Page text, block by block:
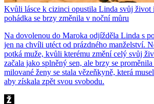
Kvůli lásce k cizinci opustila Linda svůj život
pohádka se brzy změnila v noční můru
Na dovolenou do Maroka odjížděla Linda s
jen na chvíli utéct od prázdného manželství.
potká muže, kvůli kterému změní celý svůj
začala jako splněný sen, ale brzy se
milované ženy se stala vězeňkyně, která
aby získala zpět svou svobodu.